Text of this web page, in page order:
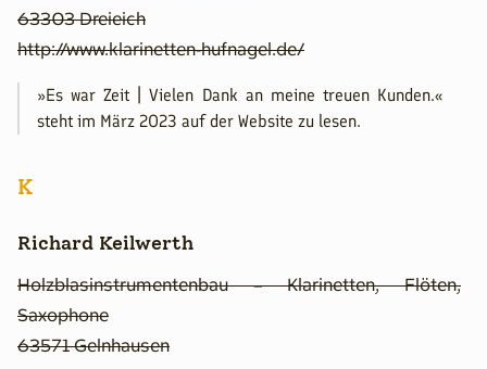
63303 Dreieich
http://www.klarinetten-hufnagel.de/
»Es war Zeit | Vielen Dank an meine treuen Kunden.«
steht im März 2023 auf der Website zu lesen.
K
Richard Keilwerth
Holzblasinstrumentenbau – Klarinetten, Flöten,
Saxophone
63571 Gelnhausen